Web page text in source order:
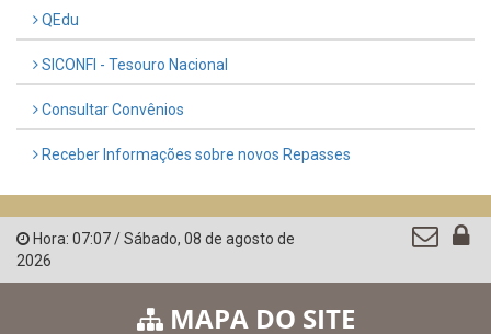
QEdu
SICONFI - Tesouro Nacional
Consultar Convênios
Receber Informações sobre novos Repasses
Hora: 07:07/Sábado, 08 de agosto de
2026
MAPA DO SITE